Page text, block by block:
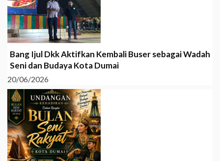
Bang Ijul Dkk Aktifkan Kembali Buser sebagai Wadah
Seni dan Budaya Kota Dumai
20/06/2026